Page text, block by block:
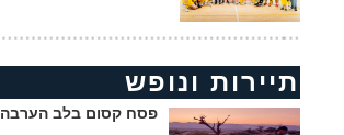
תיירות ונופש
פסח קסום בלב הערבה